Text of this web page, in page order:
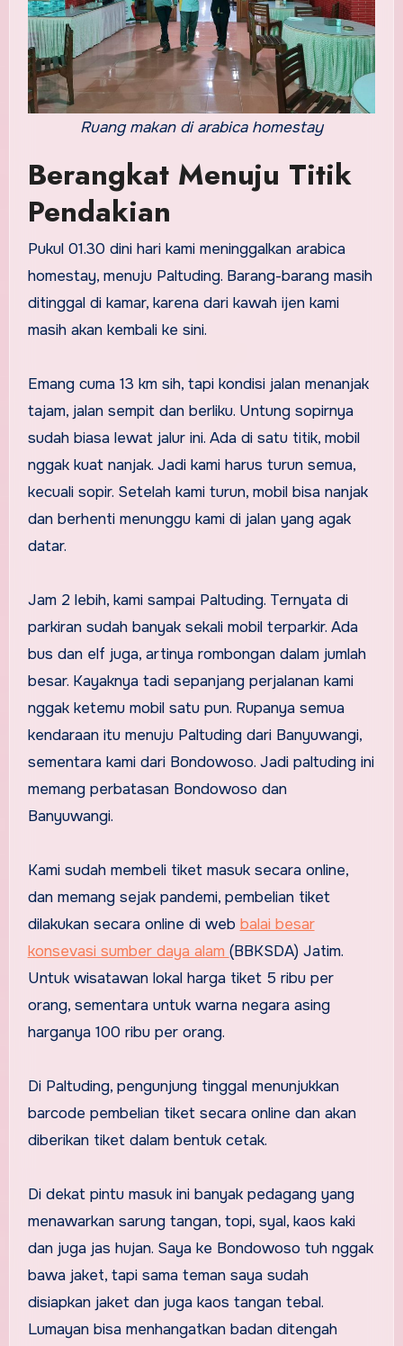
Ruang makan di arabica homestay
Berangkat Menuju Titik
Pendakian
Pukul 01.30 dini hari kami meninggalkan arabica
homestay, menuju Paltuding. Barang-barang masih
ditinggal di kamar, karena dari kawah ijen kami
masih akan kembali ke sini.
Emang cuma 13 km sih, tapi kondisi jalan menanjak
tajam, jalan sempit dan berliku. Untung sopirnya
sudah biasa lewat jalur ini. Ada di satu titik, mobil
nggak kuat nanjak. Jadi kami harus turun semua,
kecuali sopir. Setelah kami turun, mobil bisa nanjak
dan berhenti menunggu kami di jalan yang agak
datar.
Jam 2 lebih, kami sampai Paltuding. Ternyata di
parkiran sudah banyak sekali mobil terparkir. Ada
bus dan elf juga, artinya rombongan dalam jumlah
besar. Kayaknya tadi sepanjang perjalanan kami
nggak ketemu mobil satu pun. Rupanya semua
kendaraan itu menuju Paltuding dari Banyuwangi,
sementara kami dari Bondowoso. Jadi paltuding ini
memang perbatasan Bondowoso dan
Banyuwangi.
Kami sudah membeli tiket masuk secara online,
dan memang sejak pandemi, pembelian tiket
dilakukan secara online di web balai besar
konsevasi sumber daya alam (BBKSDA) Jatim.
Untuk wisatawan lokal harga tiket 5 ribu per
orang, sementara untuk warna negara asing
harganya 100 ribu per orang.
Di Paltuding, pengunjung tinggal menunjukkan
barcode pembelian tiket secara online dan akan
diberikan tiket dalam bentuk cetak.
Di dekat pintu masuk ini banyak pedagang yang
menawarkan sarung tangan, topi, syal, kaos kaki
dan juga jas hujan. Saya ke Bondowoso tuh nggak
bawa jaket, tapi sama teman saya sudah
disiapkan jaket dan juga kaos tangan tebal.
Lumayan bisa menhangatkan badan ditengah